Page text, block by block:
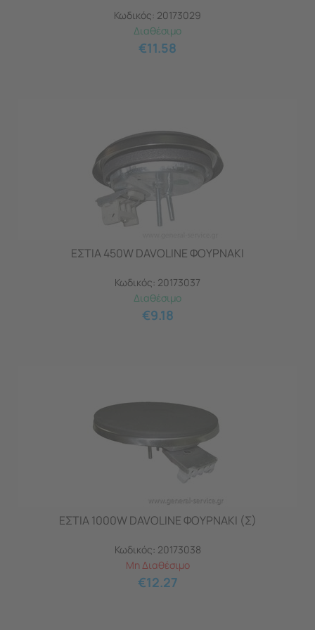
Κωδικός: 20173029
Διαθέσιμο
€11.58
ΕΣΤΙΑ 450W DAVOLINE ΦΟΥΡΝΑΚΙ
Κωδικός: 20173037
Διαθέσιμο
€9.18
ΕΣΤΙΑ 1000W DAVOLINE ΦΟΥΡΝΑΚΙ (Σ)
Κωδικός: 20173038
Μη Διαθέσιμο
€12.27